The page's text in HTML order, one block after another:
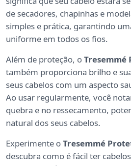
de secadores, chapinhas e
simples e prática, garantindo
uniforme em todos os fios.
Além de proteção, oTresemmé
também proporciona brilho e
seus cabelos com um aspecto
Ao usar regularmente, você
quebra e no ressecamento,
natural dos seus cabelos.
Experimente oTresemmé
descubra como é fácil ter